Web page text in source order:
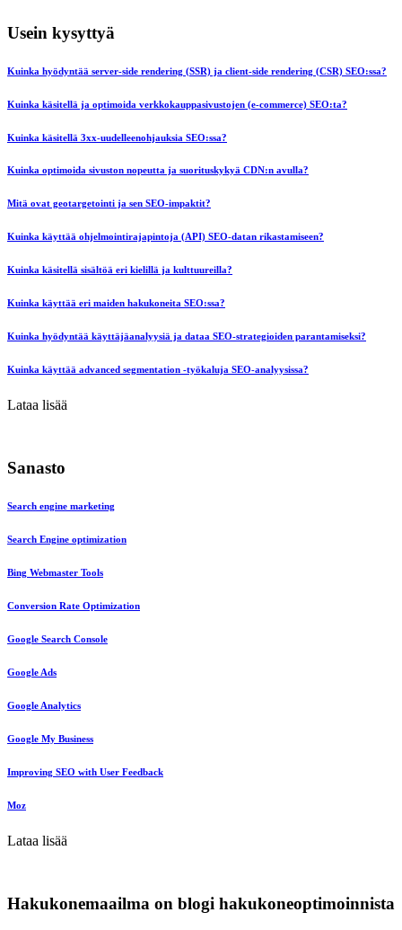
Usein kysyttyä
Kuinka hyödyntää server-side rendering (SSR) ja client-side rendering (CSR) SEO:ssa?
Kuinka käsitellä ja optimoida verkkokauppasivustojen (e-commerce) SEO:ta?
Kuinka käsitellä 3xx-uudelleenohjauksia SEO:ssa?
Kuinka optimoida sivuston nopeutta ja suorituskykyä CDN:n avulla?
Mitä ovat geotargetointi ja sen SEO-impaktit?
Kuinka käyttää ohjelmointirajapintoja (API) SEO-datan rikastamiseen?
Kuinka käsitellä sisältöä eri kielillä ja kulttuureilla?
Kuinka käyttää eri maiden hakukoneita SEO:ssa?
Kuinka hyödyntää käyttäjäanalyysiä ja dataa SEO-strategioiden parantamiseksi?
Kuinka käyttää advanced segmentation -työkaluja SEO-analyysissa?
Lataa lisää
Sanasto
Search engine marketing
Search Engine optimization
Bing Webmaster Tools
Conversion Rate Optimization
Google Search Console
Google Ads
Google Analytics
Google My Business
Improving SEO with User Feedback
Moz
Lataa lisää
Hakukonemaailma on blogi hakukoneoptimoinnista